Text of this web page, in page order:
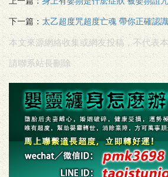
下一篇： 太乙超度咒超度亡魂 帶你正確認
本文來源網絡收集或網友投稿，不代表
請聯系站長刪除